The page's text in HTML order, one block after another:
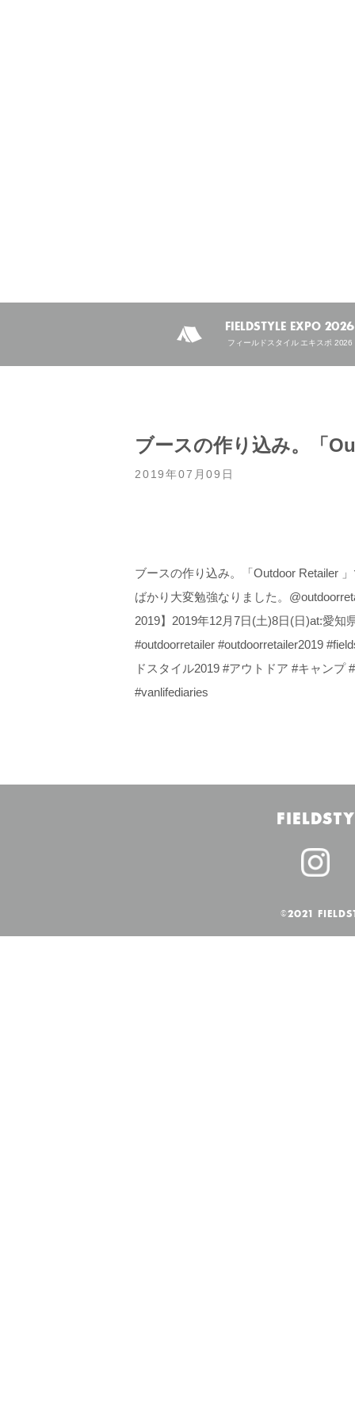
FIELDSTYLE EXPO 2026
フィールドスタイル エキスポ 2026
ブースの作り込み。「
2019年07月09日
ブースの作り込み。「Outdoor Retailer
ばかり大変勉強なりました。
2019】2019年12月7日(土)8日(日)at:愛
#outdoorretailer #outdoorretailer2019
ドスタイル2019 #アウトドア #キャンプ
#vanlifediaries
©2021